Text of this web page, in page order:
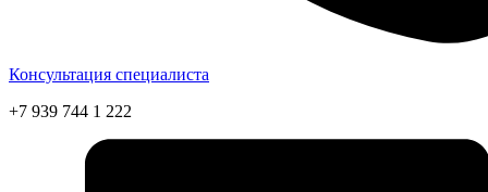
Консультация специалиста
+7 939 744 1 222